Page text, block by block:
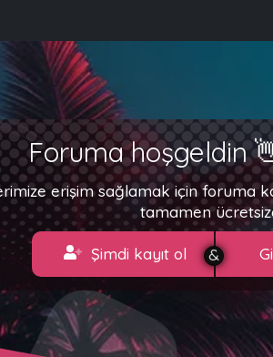
Foruma hoşgeldin
erişim sağlamak için foruma
tamamen
Şimdi kayıt ol